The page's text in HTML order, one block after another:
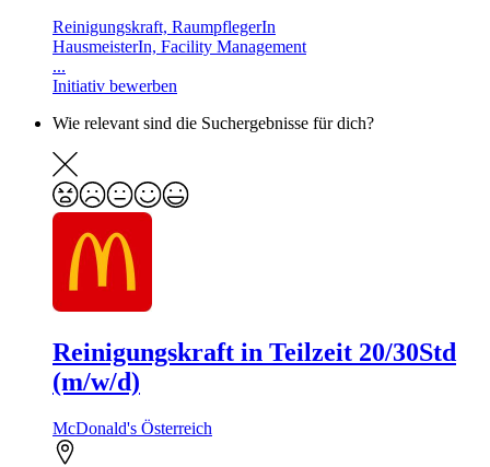
Reinigungskraft, RaumpflegerIn
HausmeisterIn, Facility Management
...
Initiativ bewerben
Wie relevant sind die Suchergebnisse für dich?
Reinigungskraft in Teilzeit 20/30Std
(m/w/d)
McDonald's Österreich